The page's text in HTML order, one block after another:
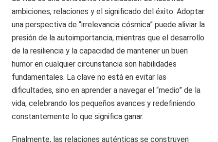
ambiciones, relaciones y el significado del éxito. Adoptar
una perspectiva de “irrelevancia cósmica” puede aliviar la
presión de la autoimportancia, mientras que el desarrollo
de la resiliencia y la capacidad de mantener un buen
humor en cualquier circunstancia son habilidades
fundamentales. La clave no está en evitar las
dificultades, sino en aprender a navegar el “medio” de la
vida, celebrando los pequeños avances y redefiniendo
constantemente lo que significa ganar.
Finalmente, las relaciones auténticas se construyen